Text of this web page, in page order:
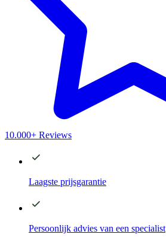
10.000+ Reviews
Laagste prijsgarantie
Persoonlijk advies van een specialist